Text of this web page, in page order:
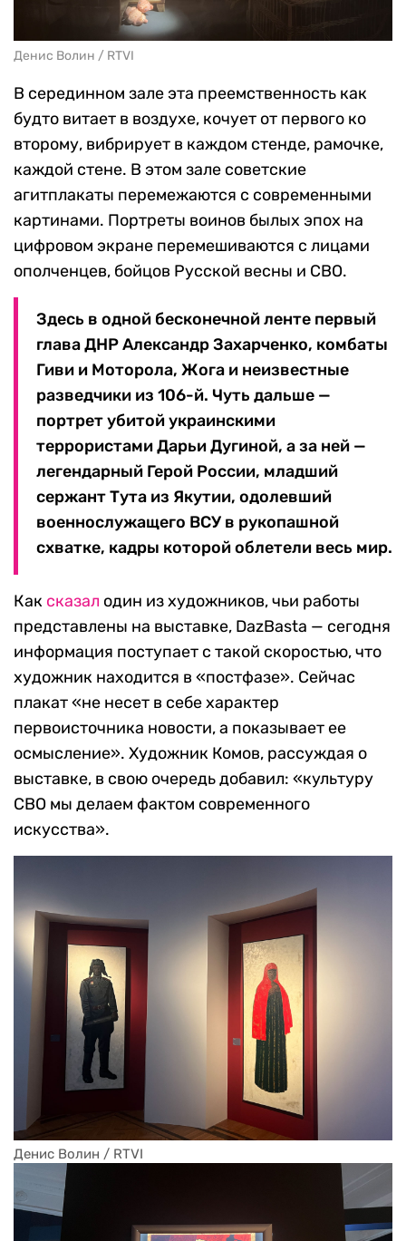
Денис Волин / RTVI
В серединном зале эта преемственность как
будто витает в воздухе, кочует от первого ко
второму, вибрирует в каждом стенде, рамочке,
каждой стене. В этом зале советские
агитплакаты перемежаются с современными
картинами. Портреты воинов былых эпох на
цифровом экране перемешиваются с лицами
ополченцев, бойцов Русской весны и СВО.
Здесь в одной бесконечной ленте первый
глава ДНР Александр Захарченко, комбаты
Гиви и Моторола, Жога и неизвестные
разведчики из 106-й. Чуть дальше —
портрет убитой украинскими
террористами Дарьи Дугиной, а за ней —
легендарный Герой России, младший
сержант Тута из Якутии, одолевший
военнослужащего ВСУ в рукопашной
схватке, кадры которой облетели весь мир.
Как сказал один из художников, чьи работы
представлены на выставке, DazBasta — сегодня
информация поступает с такой скоростью, что
художник находится в «постфазе». Сейчас
плакат «не несет в себе характер
первоисточника новости, а показывает ее
осмысление». Художник Комов, рассуждая о
выставке, в свою очередь добавил: «культуру
СВО мы делаем фактом современного
искусства».
Денис Волин / RTVI